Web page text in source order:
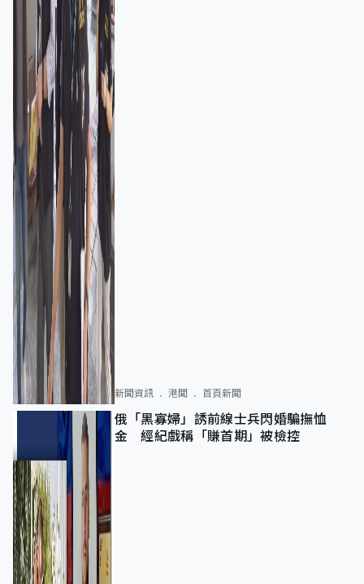
新聞資訊 港聞 首頁新聞
俄「黑寡婦」誘前線士兵閃婚騙撫恤
金 經紀戲稱「賺首期」被檢控